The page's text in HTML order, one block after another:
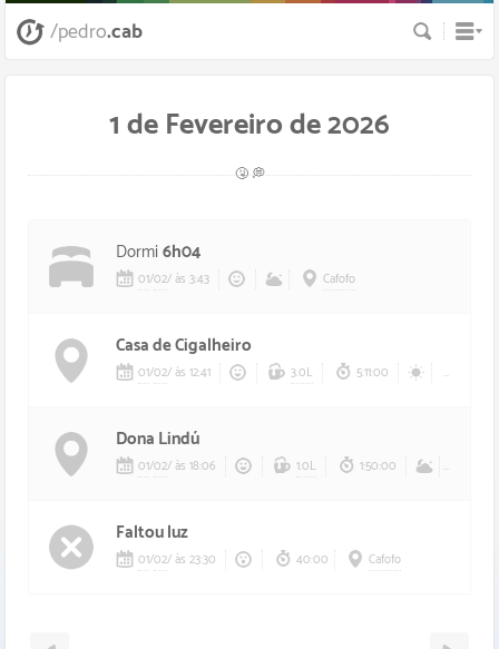
/pedro.cab Busca
1 de Fevereiro de 2026
🤧 💭
Dormi6h04
01/02/ às 3:43 Cafofo
Casa de Cigalheiro
01/02/às 12:41 3.0L 5:11:00
Dona Lindú
01/02/ às 18:06 1.0L 1:50:00
Faltou luz
01/02/às 23:30 40:00 Cafofo